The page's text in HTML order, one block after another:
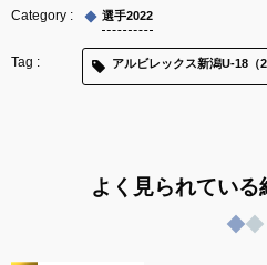
選手2022
アルビレックス新潟U-18（
よく見られてい